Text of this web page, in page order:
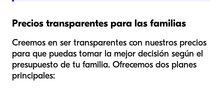
Precios transparentes para las familias
Creemos en ser transparentes con nuestros precios
para que puedas tomar la mejor decisión según el
presupuesto de tu familia. Ofrecemos dos planes
principales: